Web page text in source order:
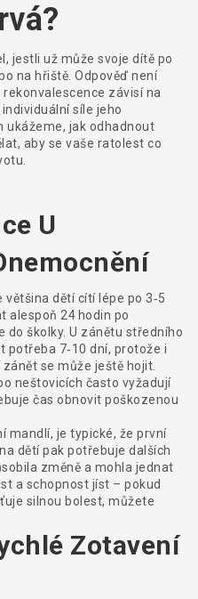
jestli už může svoje dítě po
na hřiště. Odpověď není
závisí na
síle jeho
ukážeme, jak odhadnout
aby se vaše ratolest co
U
dětí cítí lépe po 3‑5
alespoň 24 hodin po
do školky. U zánětu středního
potřeba 7‑10 dní, protože i
se může ještě hojit.
neštovicích často vyžadují
čas obnovit poškozenou
mandlí, je typické, že první
dětí pak potřebuje dalších
změně a mohla jednat
a schopnost jíst – pokud
silnou bolest, můžete
Zotavení